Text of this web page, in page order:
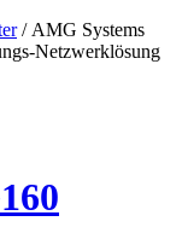
/ AMG Systems
Netzwerklösung